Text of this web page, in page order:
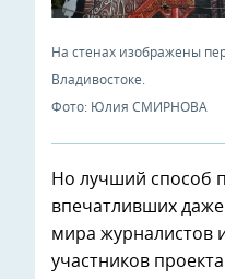
На стенах изображены
Владивостоке.
Фото: Юлия СМИРНОВА
Но лучший способ
впечатливших
мира журналистов
участников